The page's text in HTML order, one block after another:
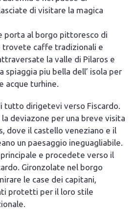
di visitare la magica
porta al borgo pittoresco di
trovete caffe tradizionali e
la valle di Pilaros e
spiaggia piu bella dell’ isola per
acque turhine.
tutto dirigetevi verso Fiscardo.
deviazone per una breve visita
dove il castello veneziano e il
un paesaggio ineguagliabile.
e procedete verso il
Gironzolate nel borgo
le case dei capitani,
protetti per il loro stile